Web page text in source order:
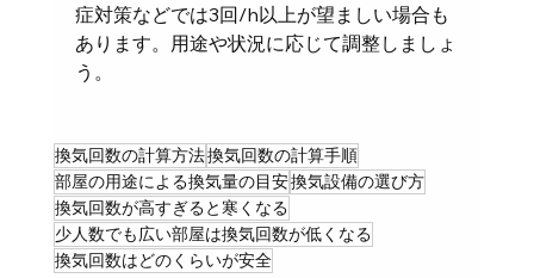
症対策などでは3回/h以上が望ましい場合も
あります。用途や状況に応じて調整しましょ
う。
換気回数の計算方法換気回数の計算手順
部屋の用途による換気量の目安換気設備の選び方
換気回数が高すぎると寒くなる
少人数でも広い部屋は換気回数が低くなる
換気回数はどのくらいが安全